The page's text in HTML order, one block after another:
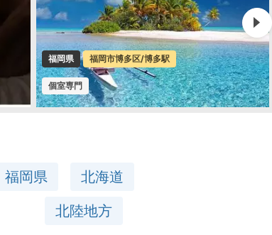
東京都 阿佐ヶ谷、荻窪/南阿佐ヶ谷
個室専門
福岡県
北海道
北陸地方